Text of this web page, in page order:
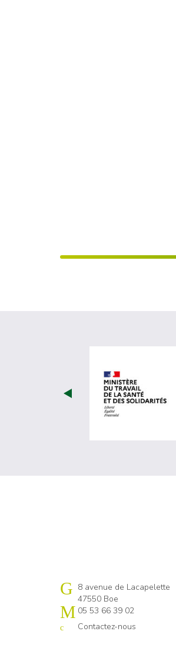
Cap emploi 47
8 avenue de Lacapelette
47550 Boe
05 53 66 39 02
Contactez-nous